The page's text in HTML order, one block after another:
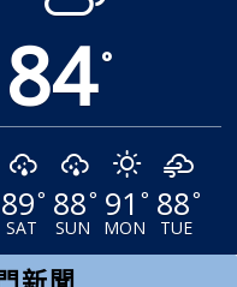
84°
89°
SAT
88°
SUN
91 °
MON
88°
TUE